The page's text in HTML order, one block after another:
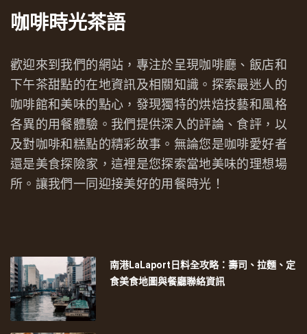
咖啡時光茶語
歡迎來到我們的網站，專注於呈現咖啡廳、飯店和
下午茶甜點的在地資訊及相關知識。探索最迷人的
咖啡館和美味的點心，發現獨特的烘焙技藝和風格
各異的用餐體驗。我們提供深入的評論、食評，以
及對咖啡和糕點的精彩故事。無論您是咖啡愛好者
還是美食探險家，這裡是您探索當地美味的理想場
所。讓我們一同迎接美好的用餐時光！
南港LaLaport日料全攻略：壽司、拉麵、定
食美食地圖與餐廳聯絡資訊